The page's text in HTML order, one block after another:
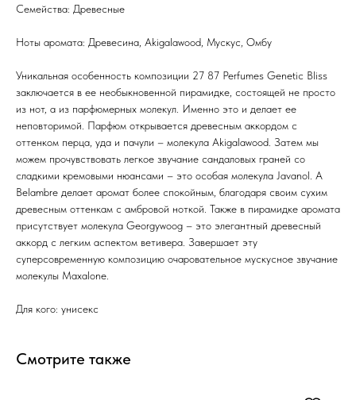
Семейства: Древесные
Ноты аромата: Древесина, Akigalawood, Мускус, Омбу
Уникальная особенность композиции 27 87 Perfumes Genetic Bliss
заключается в ее необыкновенной пирамидке, состоящей не просто
из нот, а из парфюмерных молекул. Именно это и делает ее
неповторимой. Парфюм открывается древесным аккордом с
оттенком перца, уда и пачули – молекула Akigalawood. Затем мы
можем прочувствовать легкое звучание сандаловых граней со
сладкими кремовыми нюансами – это особая молекула Javanol. А
Belambre делает аромат более спокойным, благодаря своим сухим
древесным оттенкам с амбровой ноткой. Также в пирамидке аромата
присутствует молекула Georgywoog – это элегантный древесный
аккорд с легким аспектом ветивера. Завершает эту
суперсовременную композицию очаровательное мускусное звучание
молекулы Maxalone.
Для кого: унисекс
Смотрите также